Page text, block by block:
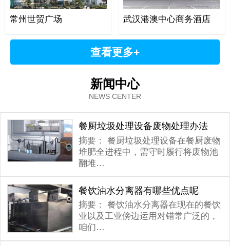
常州世贸广场 武汉港澳中心商务酒店
查看更多+
新闻中心
NEWS CENTER
餐厨垃圾处理设备废物处理办法
摘要：
餐厨垃圾处理设备在餐厨废物
堆肥全进程中，需守时履行将废物池
翻堆…
餐饮油水分离器有哪些优点呢
摘要：
餐饮油水分离器在现在的餐饮
业以及工业傍边运用对错常广泛的，
咱们…